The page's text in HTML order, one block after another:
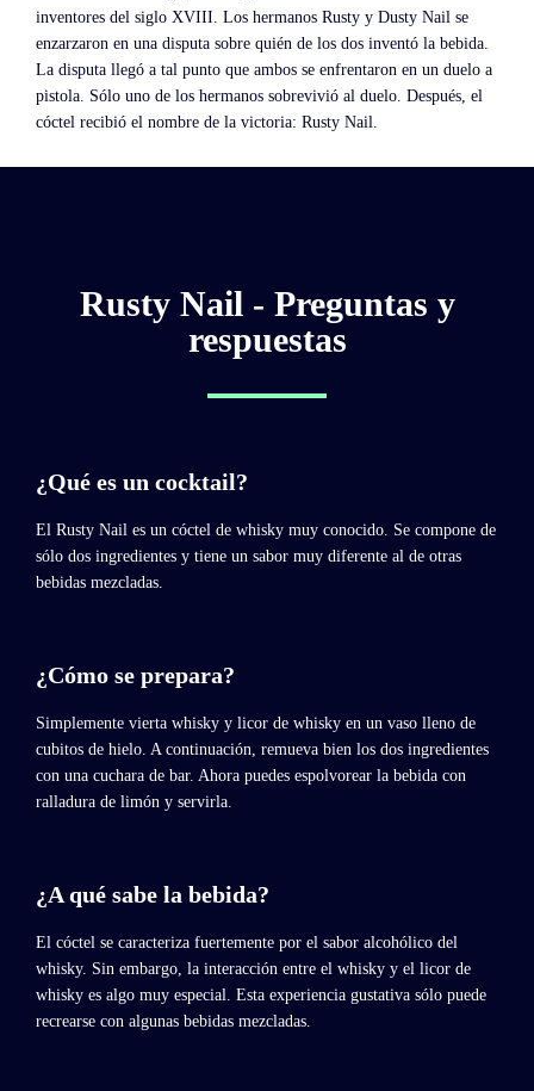
inventores del siglo XVIII. Los hermanos Rusty y Dusty Nail se
enzarzaron en una disputa sobre quién de los dos inventó la bebida.
La disputa llegó a tal punto que ambos se enfrentaron en un duelo a
pistola. Sólo uno de los hermanos sobrevivió al duelo. Después, el
cóctel recibió el nombre de la victoria: Rusty Nail.
Rusty Nail - Preguntas y
respuestas
¿Qué es un cocktail?
El Rusty Nail es un cóctel de whisky muy conocido. Se compone de
sólo dos ingredientes y tiene un sabor muy diferente al de otras
bebidas mezcladas.
¿Cómo se prepara?
Simplemente vierta whisky y licor de whisky en un vaso lleno de
cubitos de hielo. A continuación, remueva bien los dos ingredientes
con una cuchara de bar. Ahora puedes espolvorear la bebida con
ralladura de limón y servirla.
¿A qué sabe la bebida?
El cóctel se caracteriza fuertemente por el sabor alcohólico del
whisky. Sin embargo, la interacción entre el whisky y el licor de
whisky es algo muy especial. Esta experiencia gustativa sólo puede
recrearse con algunas bebidas mezcladas.